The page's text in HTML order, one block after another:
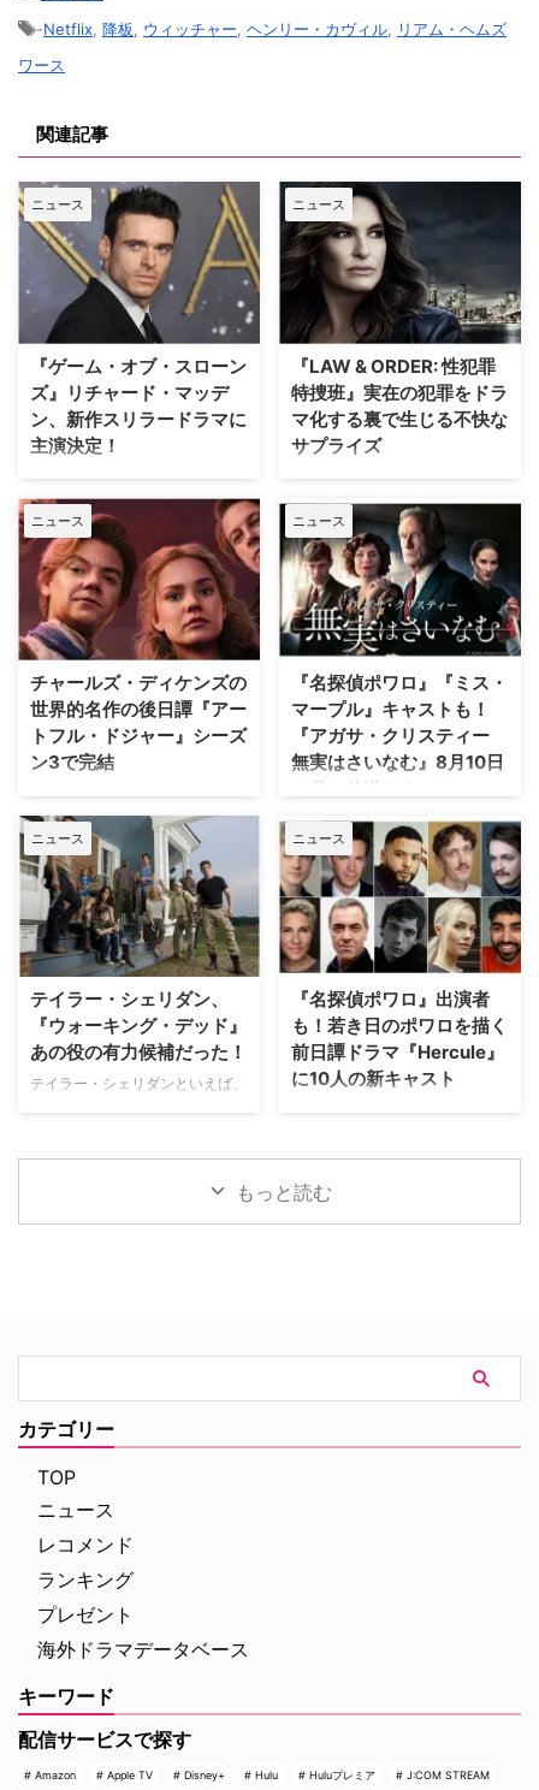
-Netflix 降板 ウィッチャー ヘンリー・カヴィル
リアム・ヘムズ
ワース
関連記事
ニュース
『ゲーム・オブ・スローン
ズ』リチャード・マッデ
ン、新作スリラードラマに
主演決定！
大ヒットドラマ『ゲーム・オブ・
スローンズ』のロブ・スターク役
でブレイクしたリチャード・マッ
デンが、新作スリラードラマ
『Trauma（原題）』に主演する
ことが分かった。米Varietyが伝
えている。 『ダイ・ハード』
×『ER』！？医療アクションドラ
ロンドンの病院を占拠し、手術中
の首相を人質に取るところからス
タート。元英国海兵隊の衛生兵
で、現在は救急外来の医師である
り残されたすべての人々を救うた
め、病院内を徐々に制圧してい
く。力関係は次第に逆転 …
ニュース
『LAW & ORDER: 性犯罪
特捜班』実在の犯罪をドラ
マ化する裏で生じる不快な
サプライズ
ロングランヒットを誇る犯罪捜査
ドラマ『LAW & ORDER』シリー
ズ。本作の最大の魅力の一つは、
実際に起きた事件に着想を得たリ
アリティあふれるストーリー展開
にある。しかし、その裏側では、
自身の悲劇がドラマ化されること
を放送直前まで知らされない実在
サプライズ」に晒され続けている
というのだ。 実話事件を無断で
ドラマ化？ 1990年にNBCの旗艦
番組『LAW & ORDER』の脚本家
ORDER クリミナル・インテン
ト』 …
ニュース
チャールズ・ディケンズの
世界的名作の後日譚『アー
トフル・ドジャー』シーズ
ン3で完結
Disney+（ディズニープラス）で
最も視聴されたオーストラリア発
のオリジナル作品『アートフル・
ドジャー』が、シーズン3へ更新
されることが決定した。なお、同
シーズンが作品のファイナルシー
ズンとなる。 『アートフル・ド
ジャー』シーズン3で幕引きへ
『アートフル・ドジャー』は、チ
ャールズ・ディケンズの名作小説
「オリバー・ツイスト」の15年後
となる1850年代のオーストラリ
アを舞台にした大ヒットドラマ。
ー）役を務める『クイーンズ・ギ
ニュース
『名探偵ポワロ』『ミス・
マープル』キャストも！
『アガサ・クリスティー
無実はさいなむ』8月10日
（月）放送スタート
“ミステリーの女王”ことアガサ・
クリスティーによる小説をもとに
した『アガサ・クリスティー 無
実はさいなむ』が、NHK BSプレ
ミアム4Kにて8月10日（月）放送
スタート。 犯人はほかにいる…？
疑心暗鬼に襲われる一家 原作は
1958年に発表され、1984年に
『ドーバー海峡殺人事件』という
邦題で映画が作られたことも。そ
の際には、ドナルド・サザーラン
ド、フェイ・ダナウェイ、クリス
トファー・プラマーなどが出演し
ストには、過去にクリスティー作
品に出演したことのある顔ぶれが
多数含まれてい …
ニュース
テイラー・シェリダン、
『ウォーキング・デッド』
あの役の有力候補だった！
テイラー・シェリダンといえば、
『ウォーキング・デッド』で俳優
た役」のおかげで救われる 2018
マを生み出してきたシェリダン。
そんな彼は、俳優として活動して
いた頃に、のちに世界的ヒットド
ラマとなる『ウォーキング・デッ
ニュース
『名探偵ポワロ』出演者
も！若き日のポワロを描く
前日譚ドラマ『Hercule』
に10人の新キャスト
英BBCが“ミステリーの女王”アガ
名なキャラクター、エルキュー
ル・ポワロの若き頃を追う新作ド
ラマ『Hercule（原題）』を制作
中なのは、当サイトでお伝えして
ドンへ移り私立探偵となったポワ
ロは、大きな口髭が特徴で“灰色
を見抜く。33作の長編小説と51
もっと読む
カテゴリー
TOP
ニュース
レコメンド
ランキング
プレゼント
海外ドラマデータベース
キーワード
配信サービスで探す
Amazon Apple TV Disney+ Hulu Huluプレミア J:COM STREAM